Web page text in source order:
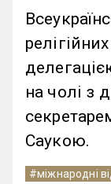
на чолі з
Саукою.
#міжнародні